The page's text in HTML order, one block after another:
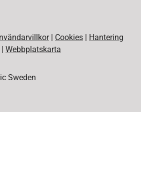
Cookies
Hantering
Webbplatskarta
Sweden